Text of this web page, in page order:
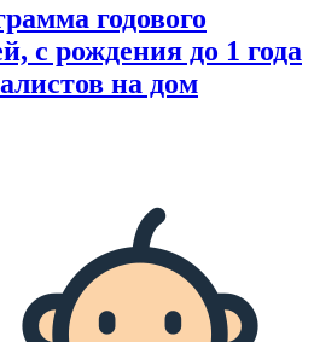
годового
с рождения до 1 года
на дом